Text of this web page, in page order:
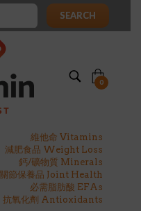
SEARCH
0
維他命 Vitamins
減肥食品 Weight Loss
鈣/礦物質 Minerals
關節保養品 Joint Health
必需脂肪酸 EFAs
抗氧化劑 Antioxidants